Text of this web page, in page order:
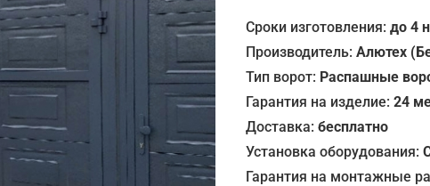
Сроки изготовления:до 4
Производитель:Алютех
Тип ворот: Распашные
Гарантия на изделие:24
Доставка:бесплатно
Установка оборудования:
Гарантия на монтажные